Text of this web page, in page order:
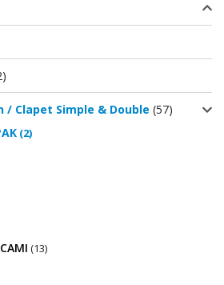
/ Clapet Simple & Double (57)
(2)
(13)